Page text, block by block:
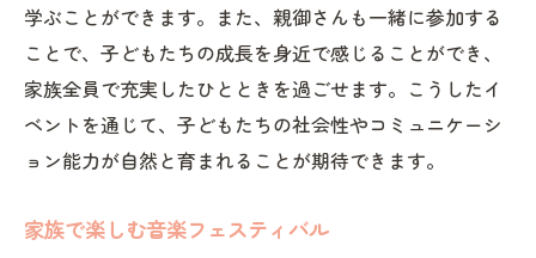
学ぶことができます。また、親御さんも一緒に参加する
ことで、子どもたちの成長を身近で感じることができ、
家族全員で充実したひとときを過ごせます。こうしたイ
ベントを通じて、子どもたちの社会性やコミュニケーシ
ョン能力が自然と育まれることが期待できます。
家族で楽しむ音楽フェスティバル